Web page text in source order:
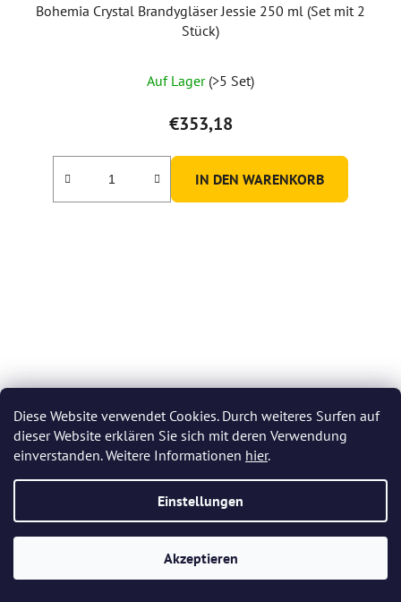
Diese Website verwendet Cookies. Durch weiteres Surfen auf
dieser Website erklären Sie sich mit deren Verwendung
einverstanden. Weitere Informationen hier.
Einstellungen
Akzeptieren
Bohemia Crystal Brandygläser Jessie 250 ml (Set mit 2
Stück)
Auf Lager (>5 Set)
€353,18
IN DEN WARENKORB
Bohemia Crystal Brandygläser Viola 600 ml (Set mit 6